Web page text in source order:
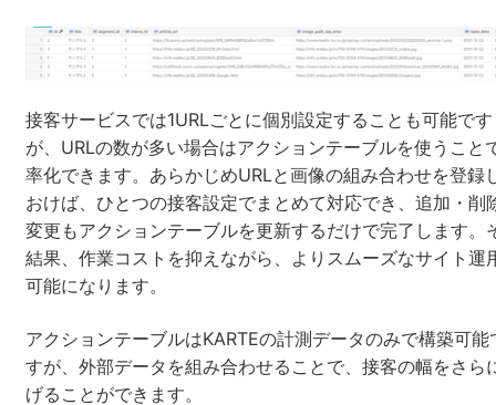
接客サービスでは1URLごとに個別設定することも可能です
が、URLの数が多い場合はアクションテーブルを使うこと
率化できます。あらかじめURLと画像の組み合わせを登録
おけば、ひとつの接客設定でまとめて対応でき、追加・削
変更もアクションテーブルを更新するだけで完了します。
結果、作業コストを抑えながら、よりスムーズなサイト運
可能になります。
アクションテーブルはKARTEの計測データのみで構築可能
すが、外部データを組み合わせることで、接客の幅をさら
げることができます。